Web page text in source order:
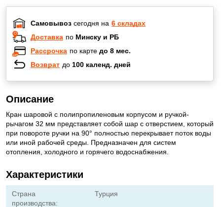
Самовывоз сегодня на 6 складах
Доставка по Минску и РБ
Рассрочка по карте до 8 мес.
Возврат до 100 календ. дней
Описание
Кран шаровой с полипропиленовым корпусом и ручкой-
рычагом 32 мм представляет собой шар с отверстием, который
при повороте ручки на 90° полностью перекрывает поток воды
или иной рабочей среды. Предназначен для систем
отопления, холодного и горячего водоснабжения.
Характеристики
Страна
производства:
Турция